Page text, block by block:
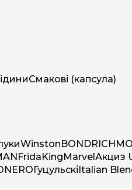
Смакові (капсула)
WinstonBOND
FridaKingMarvelАкциз
NEROГуцульскіItalian